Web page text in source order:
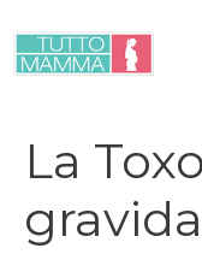
contenuto
La